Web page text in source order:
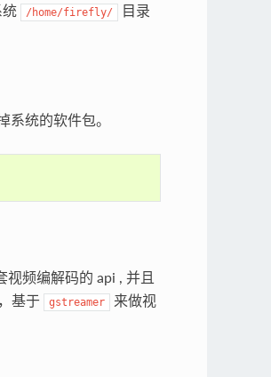
/home/firefly/
目录
系统的软件包。
视频编解码的 api , 并且
基于 gstreamer
来做视